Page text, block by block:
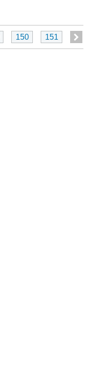
150 151